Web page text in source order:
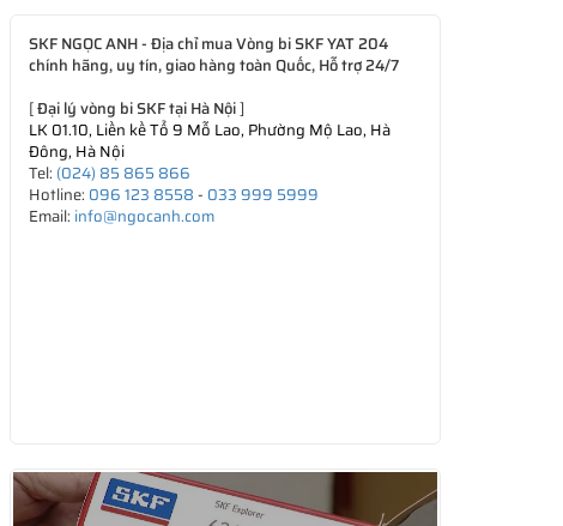
SKF NGỌC ANH - Địa chỉ mua Vòng bi SKF YAT 204
chính hãng, uy tín, giao hàng toàn Quốc, Hỗ trợ 24/7
[Đại lý vòng bi SKF tại Hà Nội]
LK 01.10, Liền kề Tổ 9 Mỗ Lao, Phường Mộ Lao, Hà
Đông, Hà Nội
Tel: (024) 85 865 866
Hotline: 096 123 8558- 033 999 5999
Email: info@ngocanh.com